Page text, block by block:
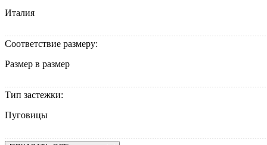
Италия
Соответствие размеру:
Размер в размер
Тип застежки:
Пуговицы